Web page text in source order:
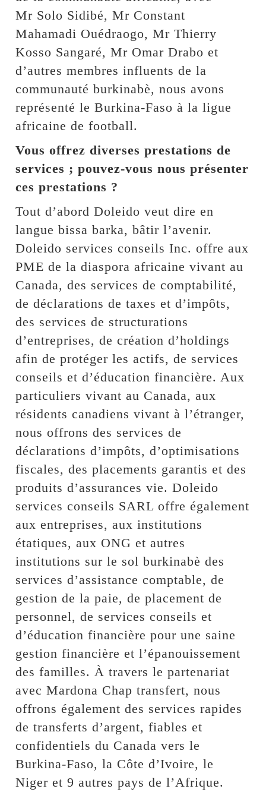
Mr Solo Sidibé, Mr Constant
Mahamadi Ouédraogo, Mr Thierry
Kosso Sangaré, Mr Omar Drabo et
d’autres membres influents de la
communauté burkinabè, nous avons
représenté le Burkina-Faso à la ligue
africaine de football.
Vous offrez diverses prestations de
services ; pouvez-vous nous présenter
ces prestations ?
Tout d’abord Doleido veut dire en
langue bissa barka, bâtir l’avenir.
Doleido services conseils Inc. offre aux
PME de la diaspora africaine vivant au
Canada, des services de comptabilité,
de déclarations de taxes et d’impôts,
des services de structurations
d’entreprises, de création d’holdings
afin de protéger les actifs, de services
conseils et d’éducation financière. Aux
particuliers vivant au Canada, aux
résidents canadiens vivant à l’étranger,
nous offrons des services de
déclarations d’impôts, d’optimisations
fiscales, des placements garantis et des
produits d’assurances vie. Doleido
services conseils SARL offre également
aux entreprises, aux institutions
étatiques, aux ONG et autres
institutions sur le sol burkinabè des
services d’assistance comptable, de
gestion de la paie, de placement de
personnel, de services conseils et
d’éducation financière pour une saine
gestion financière et l’épanouissement
des familles. À travers le partenariat
avec Mardona Chap transfert, nous
offrons également des services rapides
de transferts d’argent, fiables et
confidentiels du Canada vers le
Burkina-Faso, la Côte d’Ivoire, le
Niger et 9 autres pays de l’Afrique.